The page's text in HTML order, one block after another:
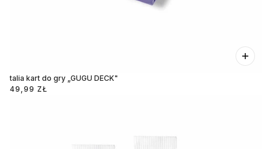
talia kart do gry „GUGU DECK"
49,99 ZŁ